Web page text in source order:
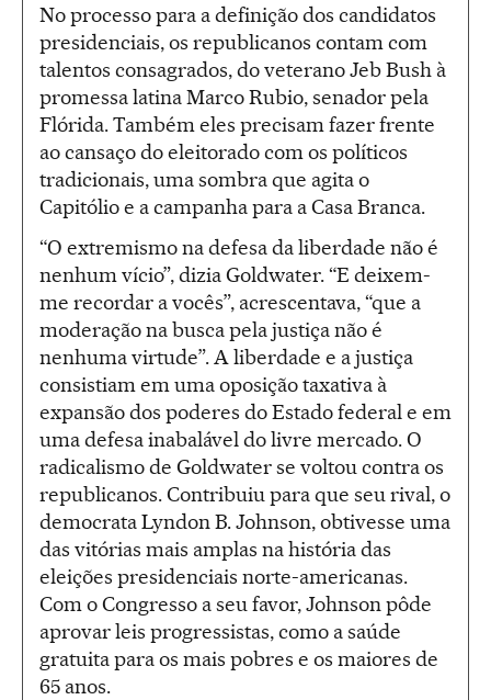
No processo para a definição dos candidatos
presidenciais, os republicanos contam com
talentos consagrados, do veterano Jeb Bush à
promessa latina Marco Rubio, senador pela
Flórida. Também eles precisam fazer frente
ao cansaço do eleitorado com os políticos
tradicionais, uma sombra que agita o
Capitólio e a campanha para a Casa Branca.
“O extremismo na defesa da liberdade não é
nenhum vício”, dizia Goldwater. “E deixem-
me recordar a vocês”, acrescentava, “que a
moderação na busca pela justiça não é
nenhuma virtude”. A liberdade e a justiça
consistiam em uma oposição taxativa à
expansão dos poderes do Estado federal e em
uma defesa inabalável do livre mercado. O
radicalismo de Goldwater se voltou contra os
republicanos. Contribuiu para que seu rival, o
democrata Lyndon B. Johnson, obtivesse uma
das vitórias mais amplas na história das
eleições presidenciais norte-americanas.
Com o Congresso a seu favor, Johnson pôde
aprovar leis progressistas, como a saúde
gratuita para os mais pobres e os maiores de
65 anos.